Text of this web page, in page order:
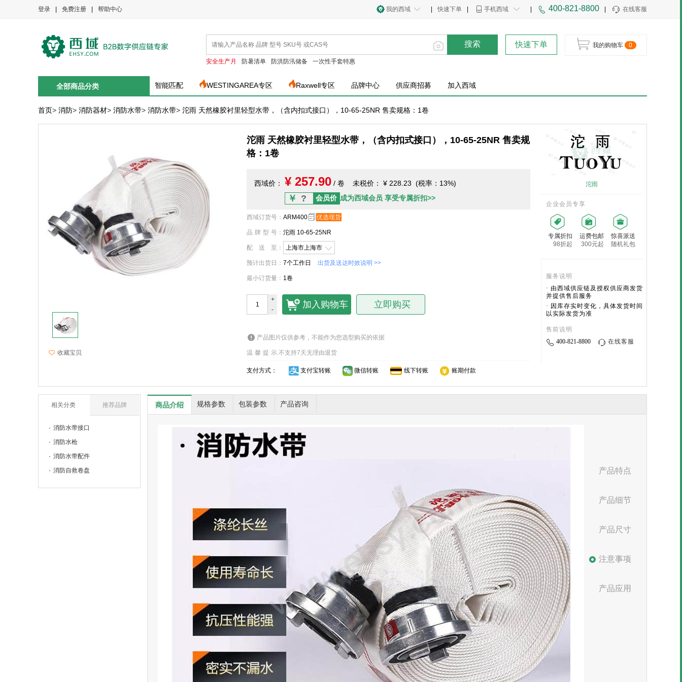
登录 免费注册 帮助中心 在线客服
400-821-8800
手机西域
快速下单
我的西域
搜索
安全生产月 防暑清单 防洪防汛储备 一次性手套特惠
快速下单 我的购物车 0
全部商品分类 智能匹配 WESTINGAREA专区 Raxwell专区 品牌中心 供应商招募 加入西域
首页> 消防> 消防器材> 消防水带> 消防水带> 沱雨 天然橡胶衬里轻型水带，（含内扣式接口），10-65-25NR 售卖规格：1卷
收藏宝贝
沱雨 天然橡胶衬里轻型水带，（含内扣式接口），10-65-25NR 售卖规
格：1卷
西域价： ¥ 257.90 / 卷 未税价： ¥ 228.23 (税率：13%)
￥ ? 会员价 成为西域会员 享受专属折扣>>
西域订货号 ： ARM400 优选现货
品牌型号 ： 沱雨 10-65-25NR
配送至 ： 上海市上海市
预计出货日 ： 7个工作日 出货及送达时效说明 >>
最小订货量 ： 1卷
+
-
加入购物车 立即购买
产品图片仅供参考，不能作为您选型购买的依据
温馨提示.不支持7天无理由退货
支付方式： 支付宝转账 微信转账 线下转账 账期付款
沱雨
企业会员专享
专属折扣
98折起
运费包邮
300元起
惊喜派送
随机礼包
服务说明
· 由西域供应链及授权供应商发货
并提供售后服务
· 因库存实时变化，具体发货时间
以实际发货为准
售前说明
400-821-8800
在线客服
相关分类 推荐品牌
消防水带接口
消防水枪
消防水带配件
消防自救卷盘
商品介绍 规格参数 包装参数 产品咨询
产品特点
产品细节
产品尺寸
注意事项
产品应用